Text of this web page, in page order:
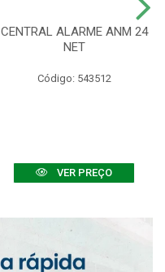
CENTRAL ALARME ANM 24
NET
Código: 543512
VER PREÇO